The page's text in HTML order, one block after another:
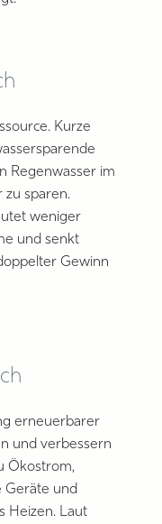
Kurze
Regenwasser im
zu sparen.
weniger
und senkt
Gewinn
erneuerbarer
und verbessern
Ökostrom,
Geräte und
Heizen. Laut